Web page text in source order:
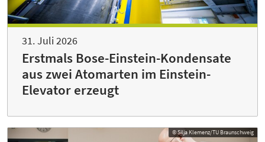
31. Juli 2026
Erstmals Bose-Einstein-Kondensate
aus zwei Atomarten im Einstein-
Elevator erzeugt
© Silja Klemenz/TU Braunschweig